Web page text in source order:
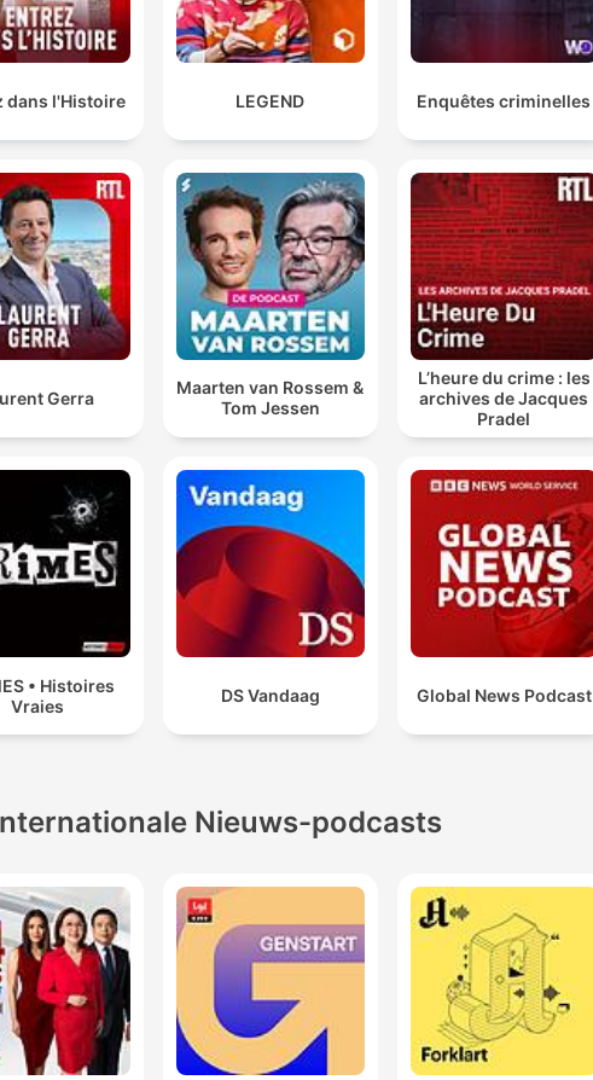
dans l'Histoire LEGEND Enquêtes criminelles
Gerra
Maarten van Rossem &
Tom Jessen
L’heure du crime : les
archives de Jacques
Pradel
• Histoires
Vraies
DS Vandaag Global News Podcast
Nieuws-podcasts